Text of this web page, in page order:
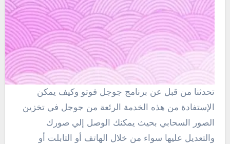
تحدثنا من قبل عن برنامج جوجل فوتو وكيف يمكن
الإستفادة من هذه الخدمة الرئعة من جوجل في تخزين
الصور السحابي بحيث يمكنك الوصل إلي صورك
والتعديل عليها سواء من خلال الهاتف أو التابلت أو